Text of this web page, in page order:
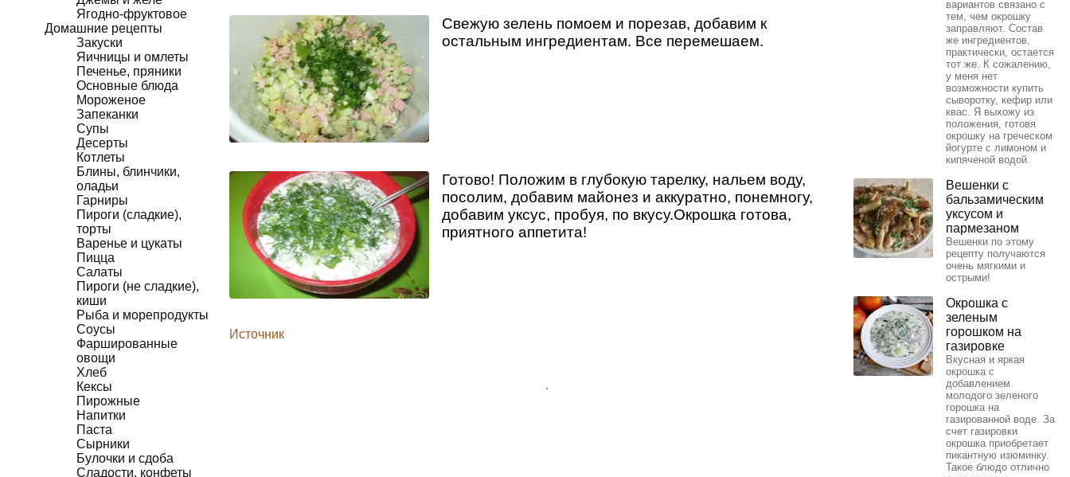
Ягодно-фруктовое
Домашние рецепты
Закуски
Яичницы и омлеты
Печенье, пряники
Основные блюда
Мороженое
Запеканки
Супы
Десерты
Котлеты
Блины, блинчики,
оладьи
Гарниры
Пироги (сладкие),
торты
Варенье и цукаты
Пицца
Салаты
Пироги (не сладкие),
киши
Рыба и морепродукты
Соусы
Фаршированные
овощи
Хлеб
Кексы
Пирожные
Напитки
Паста
Сырники
Булочки и сдоба
Сладости, конфеты
Свежую зелень помоем и порезав, добавим к
остальным ингредиентам. Все перемешаем.
Готово! Положим в глубокую тарелку, нальем воду,
посолим, добавим майонез и аккуратно, понемногу,
добавим уксус, пробуя, по вкусу.Окрошка готова,
приятного аппетита!
Источник
вариантов связано с
тем, чем окрошку
заправляют. Состав
же ингредиентов,
практически, остается
тот же. К сожалению,
у меня нет
возможности купить
сыворотку, кефир или
квас. Я выхожу из
положения, готовя
окрошку на греческом
йогурте с лимоном и
кипяченой водой.
Вешенки с
бальзамическим
уксусом и
пармезаном
Вешенки по этому
рецепту получаются
очень мягкими и
острыми!
Окрошка с
зеленым
горошком на
газировке
Вкусная и яркая
окрошка с
добавлением
молодого зеленого
горошка на
газированной воде. За
счет газировки
окрошка приобретает
пикантную изюминку.
Такое блюдо отлично